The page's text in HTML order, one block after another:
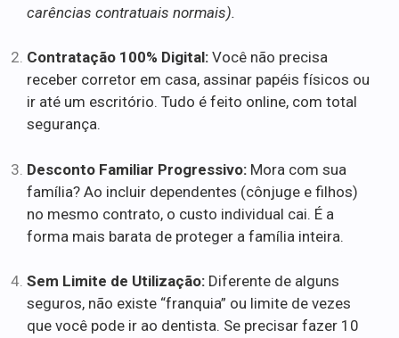
carências contratuais normais).
Contratação 100% Digital: Você não precisa
receber corretor em casa, assinar papéis físicos ou
ir até um escritório. Tudo é feito online, com total
segurança.
Desconto Familiar Progressivo: Mora com sua
família? Ao incluir dependentes (cônjuge e filhos)
no mesmo contrato, o custo individual cai. É a
forma mais barata de proteger a família inteira.
Sem Limite de Utilização: Diferente de alguns
seguros, não existe “franquia” ou limite de vezes
que você pode ir ao dentista. Se precisar fazer 10